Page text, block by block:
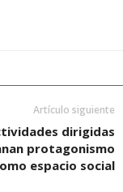
Artículo siguiente
dirigidas
protagonismo
espacio social